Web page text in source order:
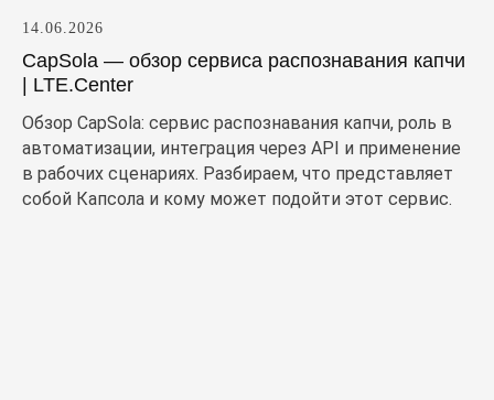
14.06.2026
CapSola — обзор сервиса распознавания капчи
| LTE.Center
Обзор CapSola: сервис распознавания капчи, роль в
автоматизации, интеграция через API и применение
в рабочих сценариях. Разбираем, что представляет
собой Капсола и кому может подойти этот сервис.